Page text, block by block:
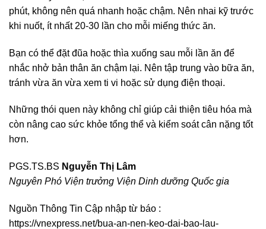
phút, không nên quá nhanh hoặc chậm. Nên nhai kỹ trước
khi nuốt, ít nhất 20-30 lần cho mỗi miếng thức ăn.
Bạn có thể đặt đũa hoặc thìa xuống sau mỗi lần ăn để
nhắc nhở bản thân ăn chậm lại. Nên tập trung vào bữa ăn,
tránh vừa ăn vừa xem ti vi hoặc sử dụng điện thoại.
Những thói quen này không chỉ giúp cải thiện tiêu hóa mà
còn nâng cao sức khỏe tổng thể và kiểm soát cân nặng tốt
hơn.
PGS.TS.BS Nguyễn Thị Lâm
Nguyên Phó Viện trưởng Viện Dinh dưỡng Quốc gia
Nguồn Thông Tin Cập nhập từ báo :
https://vnexpress.net/bua-an-nen-keo-dai-bao-lau-